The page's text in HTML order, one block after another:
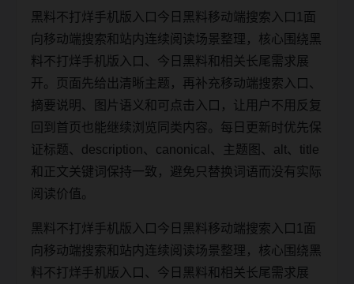
黑料不打烊手机版入口今日黑料移动端搜索入口1面
向移动端搜索和站内连续阅读场景整理，核心围绕黑
料不打烊手机版入口、今日黑料和相关长尾需求展
开。页面先给出清晰主题，再补充移动端搜索入口、
摘要说明、图片语义和可点击入口，让用户不用反复
回到首页也能继续浏览同类内容。每日更新时优先保
证标题、description、canonical、主题图、alt、title
和正文关键词保持一致，避免只替换词语而没有实际
阅读价值。
黑料不打烊手机版入口今日黑料移动端搜索入口1面
向移动端搜索和站内连续阅读场景整理，核心围绕黑
料不打烊手机版入口、今日黑料和相关长尾需求展